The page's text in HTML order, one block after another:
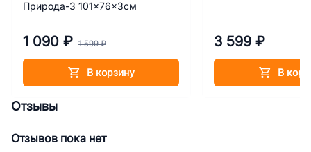
Природа-3 101x76x3см
1 090 ₽ 1 599 ₽
В корзину
3 599 ₽
В
Отзывы
Отзывов пока нет